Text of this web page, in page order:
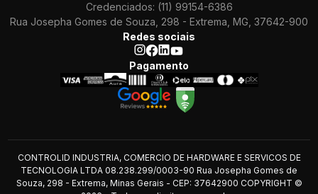
Credenciados: (11) 99154-6386
Rua Josepha Gomes de Souza, 298 - Extrema, MG, 37642-900
Redes sociais
Pagamento
CONTROLID INDUSTRIA, COMERCIO DE HARDWARE E SERVICOS DE
TECNOLOGIA LTDA 08.238.299/0003-90 Rua Josepha Gomes de
Souza, 298 - Extrema, Minas Gerais - CEP: 37642900 COPYRIGHT ©